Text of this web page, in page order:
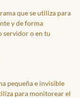
que se utiliza para
y de forma
servidor o en tu
pequeña e invisible
para monitorear el